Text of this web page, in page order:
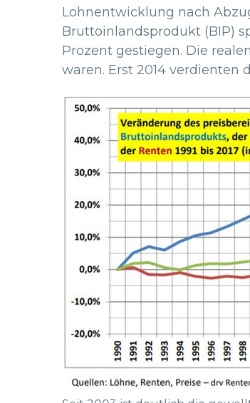
Lohnentwicklung nach
Bruttoinlandsprodukt (BIP)
Prozent gestiegen. Die
waren. Erst 2014 verdienten